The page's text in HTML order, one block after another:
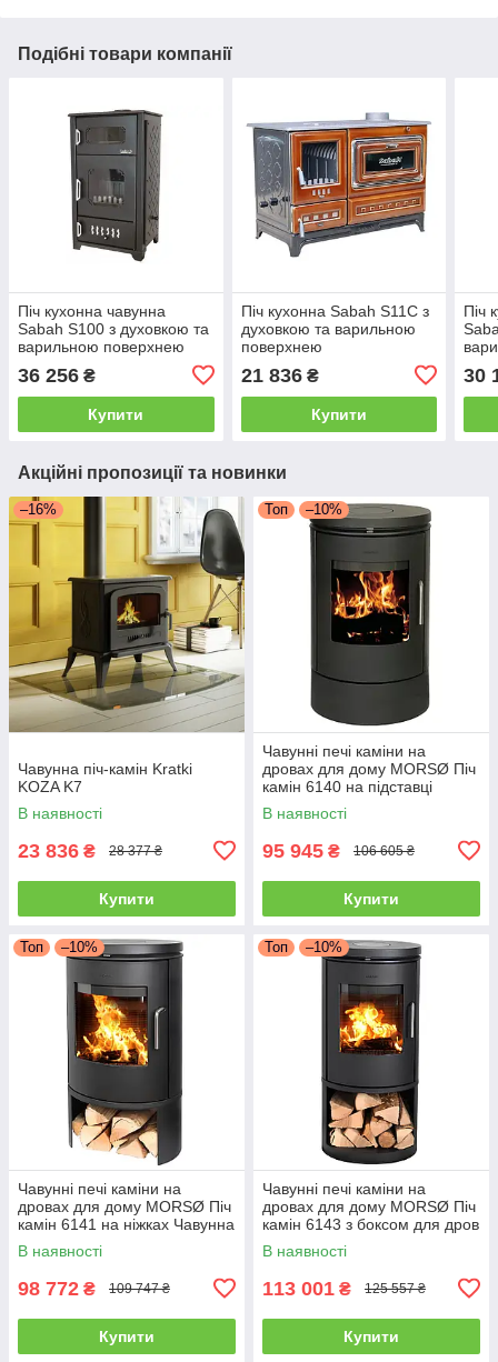
Подібні товари компанії
Піч кухонна чавунна
Sabah S100 з духовкою та
варильною поверхнею
36 256 ₴
Купити
Піч кухонна Sabah S11C з
духовкою та варильною
поверхнею
21 836₴
Купити
Піч
30
Акційні пропозиції та новинки
–16%
Чавунна піч-камін Kratki
KOZA K7
В наявності
23 836 ₴ 28 377 ₴
Купити
Топ –10%
Чавунні печі каміни на
дровах для дому MORSØ Піч
камін 6140 на підставці
Чавунна піч тривалого
горіння 5.8кВт
В наявності
95 945 ₴ 106 605 ₴
Купити
Топ –10%
Чавунні печі каміни на
дровах для дому MORSØ Піч
камін 6141 на ніжках Чавунна
піч тривалого горіння 5.8кВт
В наявності
98 772 ₴ 109 747 ₴
Купити
Топ –10%
Чавунні печі каміни на
дровах для дому MORSØ Піч
камін 6143 з боксом для дров
Чавунна піч тривалого
горіння 5.8кВт
В наявності
113 001 ₴ 125 557 ₴
Купити